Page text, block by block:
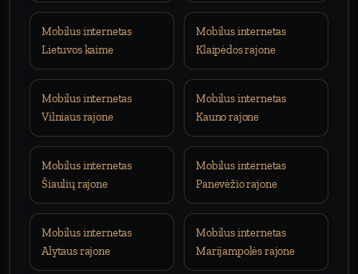
Mobilus internetas
Lietuvos kaime
Mobilus internetas
Klaipėdos rajone
Mobilus internetas
Vilniaus rajone
Mobilus internetas
Kauno rajone
Mobilus internetas
Šiaulių rajone
Mobilus internetas
Panevėžio rajone
Mobilus internetas
Alytaus rajone
Mobilus internetas
Marijampolės rajone